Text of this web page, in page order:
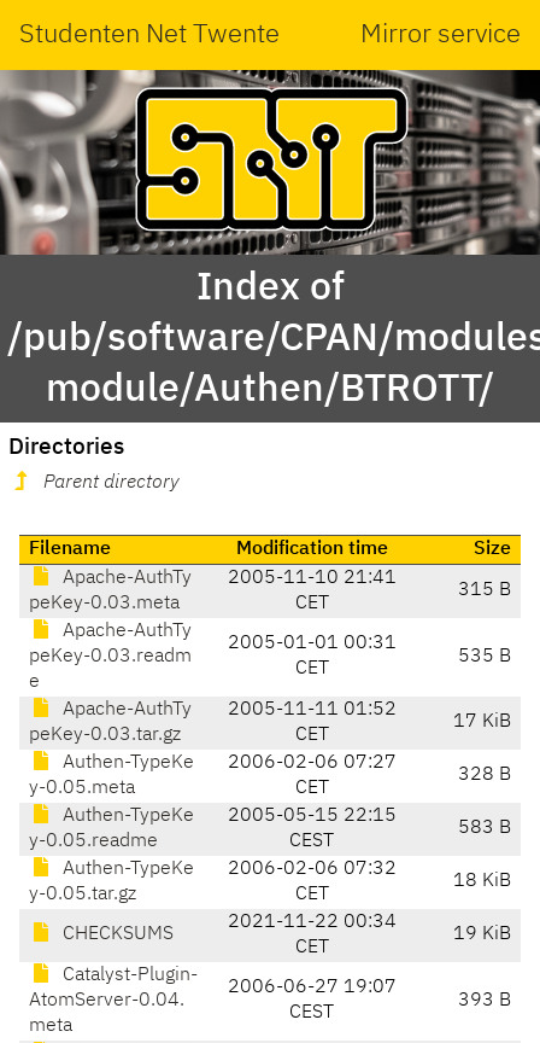
Studenten Net Twente Mirror service
Index of
/pub/software/CPAN/
module/Authen/BTROTT/
Directories
Parent directory
Filename Modification time
Size
Apache-AuthTy
peKey-0.03.meta
2005-11-10 21:41
CET
315 B
Apache-AuthTy
peKey-0.03.readm
e
2005-01-01 00:31
CET
535 B
Apache-AuthTy
peKey-0.03.tar.gz
2005-11-11 01:52
CET
17 KiB
Authen-TypeKe
y-0.05.meta
2006-02-06 07:27
CET
328 B
Authen-TypeKe
y-0.05.readme
2005-05-15 22:15
CEST
583 B
Authen-TypeKe
y-0.05.tar.gz
2006-02-06 07:32
CET
18 KiB
CHECKSUMS
2021-11-22 00:34
CET
19 KiB
Catalyst-Plugin-
AtomServer-0.04.
meta
2006-06-27 19:07
CEST
393 B